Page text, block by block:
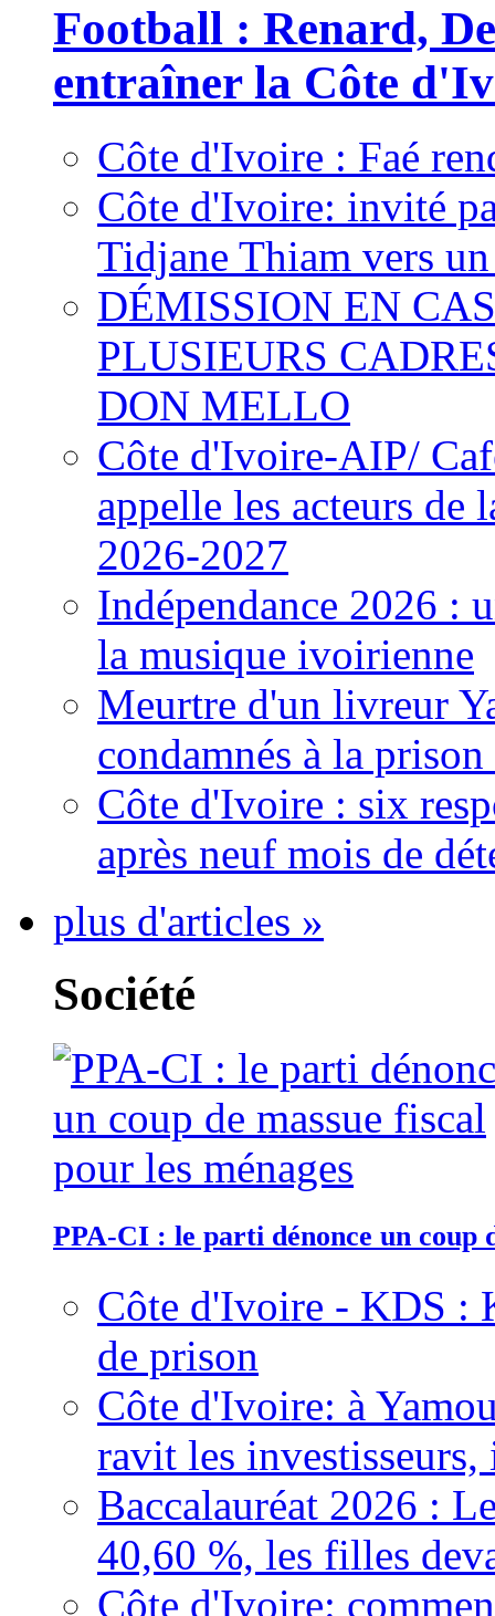
Football : Renard,
entraîner la Côte
Côte d'Ivoire : Faé
Côte d'Ivoire: invité
Tidjane Thiam vers
DÉMISSION EN
PLUSIEURS
DON MELLO
Côte d'Ivoire-AIP/
appelle les acteurs de
2026-2027
Indépendance 2026 :
la musique ivoirienne
Meurtre d'un livreur
condamnés à la
Côte d'Ivoire : six
après neuf mois de
plus d'articles »
Société
PPA-CI : le parti dénonce un coup
Côte d'Ivoire - KDS :
de prison
Côte d'Ivoire: à
ravit les
Baccalauréat 2026 :
40,60 %, les filles
Côte d'Ivoire: